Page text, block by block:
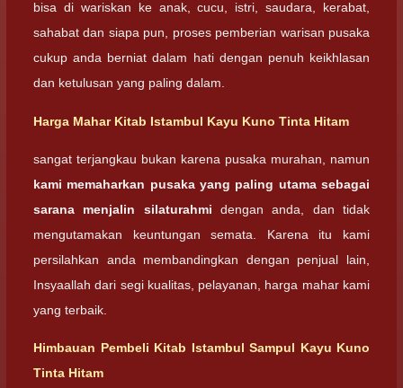
bisa di wariskan ke anak, cucu, istri, saudara, kerabat,
sahabat dan siapa pun, proses pemberian warisan pusaka
cukup anda berniat dalam hati dengan penuh keikhlasan
dan ketulusan yang paling dalam.
Harga Mahar Kitab Istambul Kayu Kuno Tinta Hitam
sangat terjangkau bukan karena pusaka murahan, namun
kami memaharkan pusaka yang paling utama sebagai
sarana menjalin silaturahmi dengan anda, dan tidak
mengutamakan keuntungan semata. Karena itu kami
persilahkan anda membandingkan dengan penjual lain,
Insyaallah dari segi kualitas, pelayanan, harga mahar kami
yang terbaik.
Himbauan Pembeli Kitab Istambul Sampul Kayu Kuno
Tinta Hitam